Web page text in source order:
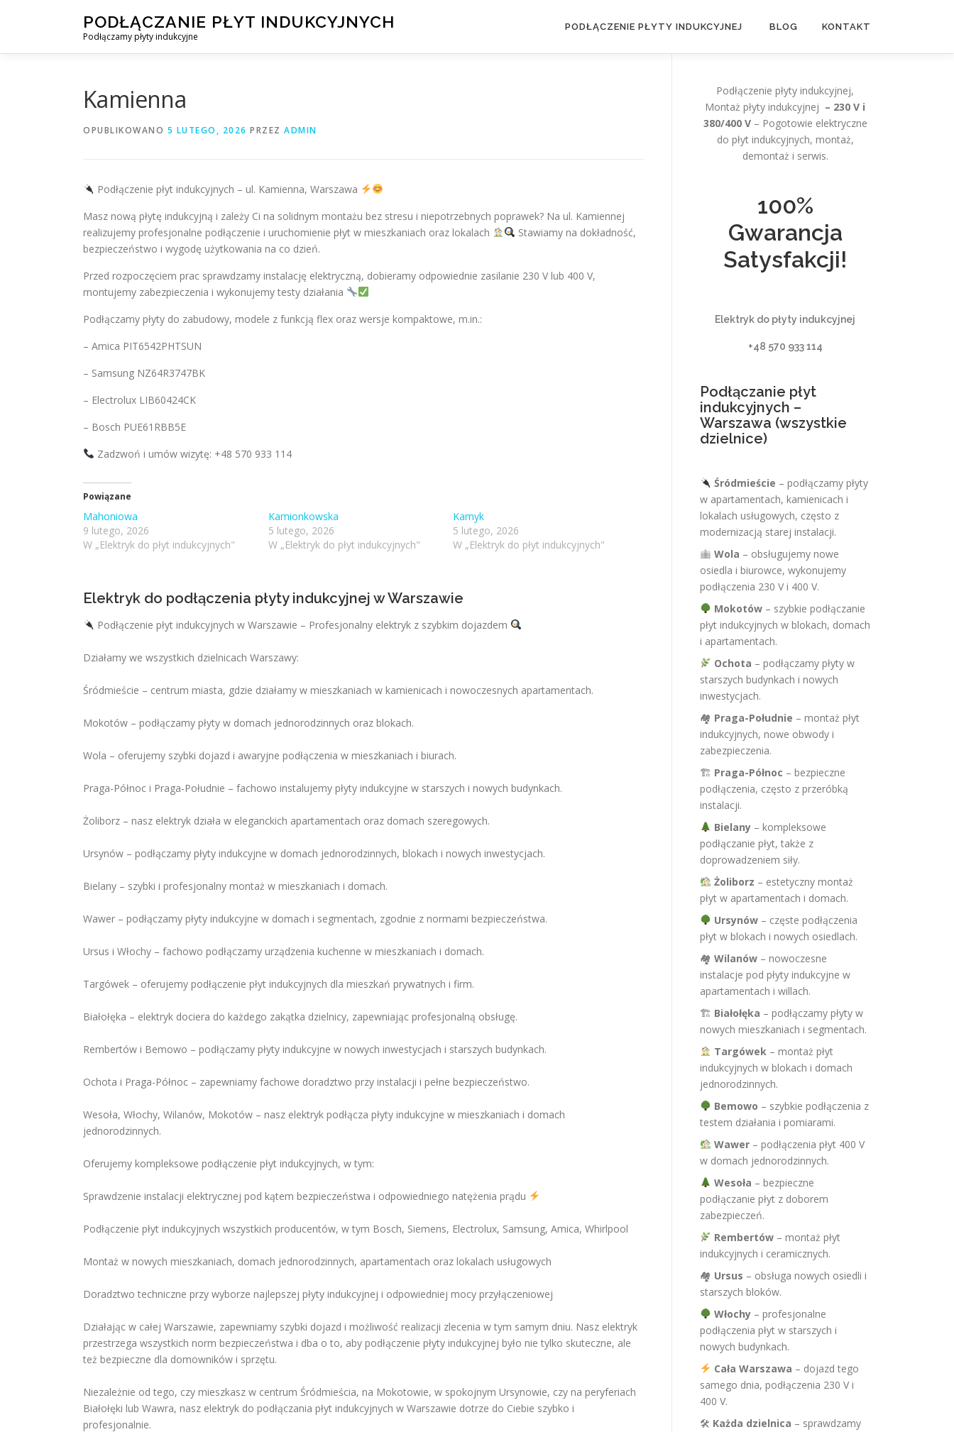
PODŁĄCZANIE PŁYT INDUKCYJNYCH
Podłączamy płyty indukcyjne
PODŁĄCZENIE PŁYTY INDUKCYJNEJ BLOG KONTAKT
Kamienna
OPUBLIKOWANO 5 LUTEGO, 2026 PRZEZ ADMIN
Podłączenie płyt indukcyjnych – ul. Kamienna, Warszawa
Masz nową płytę indukcyjną i zależy Ci na solidnym montażu bez stresu i niepotrzebnych poprawek? Na ul. Kamiennej
realizujemy profesjonalne podłączenie i uruchomienie płyt w mieszkaniach oraz lokalach
Stawiamy na dokładność,
bezpieczeństwo i wygodę użytkowania na co dzień.
Przed rozpoczęciem prac sprawdzamy instalację elektryczną, dobieramy odpowiednie zasilanie 230 V lub 400 V,
montujemy zabezpieczenia i wykonujemy testy działania
Podłączamy płyty do zabudowy, modele z funkcją flex oraz wersje kompaktowe, m.in.:
– Amica PIT6542PHTSUN
– Samsung NZ64R3747BK
– Electrolux LIB60424CK
– Bosch PUE61RBB5E
Zadzwoń i umów wizytę: +48 570 933 114
Powiązane
Mahoniowa
9 lutego, 2026
W „Elektryk do płyt indukcyjnych"
Kamionkowska
5 lutego, 2026
W „Elektryk do płyt indukcyjnych"
Kamyk
5 lutego, 2026
W „Elektryk do płyt indukcyjnych"
Elektryk do podłączenia płyty indukcyjnej w Warszawie
Podłączenie płyt indukcyjnych w Warszawie – Profesjonalny elektryk z szybkim dojazdem
Działamy we wszystkich dzielnicach Warszawy:
Śródmieście – centrum miasta, gdzie działamy w mieszkaniach w kamienicach i nowoczesnych apartamentach.
Mokotów – podłączamy płyty w domach jednorodzinnych oraz blokach.
Wola – oferujemy szybki dojazd i awaryjne podłączenia w mieszkaniach i biurach.
Praga-Północ i Praga-Południe – fachowo instalujemy płyty indukcyjne w starszych i nowych budynkach.
Żoliborz – nasz elektryk działa w eleganckich apartamentach oraz domach szeregowych.
Ursynów – podłączamy płyty indukcyjne w domach jednorodzinnych, blokach i nowych inwestycjach.
Bielany – szybki i profesjonalny montaż w mieszkaniach i domach.
Wawer – podłączamy płyty indukcyjne w domach i segmentach, zgodnie z normami bezpieczeństwa.
Ursus i Włochy – fachowo podłączamy urządzenia kuchenne w mieszkaniach i domach.
Targówek – oferujemy podłączenie płyt indukcyjnych dla mieszkań prywatnych i firm.
Białołęka – elektryk dociera do każdego zakątka dzielnicy, zapewniając profesjonalną obsługę.
Rembertów i Bemowo – podłączamy płyty indukcyjne w nowych inwestycjach i starszych budynkach.
Ochota i Praga-Północ – zapewniamy fachowe doradztwo przy instalacji i pełne bezpieczeństwo.
Wesoła, Włochy, Wilanów, Mokotów – nasz elektryk podłącza płyty indukcyjne w mieszkaniach i domach
jednorodzinnych.
Oferujemy kompleksowe podłączenie płyt indukcyjnych, w tym:
Sprawdzenie instalacji elektrycznej pod kątem bezpieczeństwa i odpowiedniego natężenia prądu
Podłączenie płyt indukcyjnych wszystkich producentów, w tym Bosch, Siemens, Electrolux, Samsung, Amica, Whirlpool
Montaż w nowych mieszkaniach, domach jednorodzinnych, apartamentach oraz lokalach usługowych
Doradztwo techniczne przy wyborze najlepszej płyty indukcyjnej i odpowiedniej mocy przyłączeniowej
Działając w całej Warszawie, zapewniamy szybki dojazd i możliwość realizacji zlecenia w tym samym dniu. Nasz elektryk
przestrzega wszystkich norm bezpieczeństwa i dba o to, aby podłączenie płyty indukcyjnej było nie tylko skuteczne, ale
też bezpieczne dla domowników i sprzętu.
Niezależnie od tego, czy mieszkasz w centrum Śródmieścia, na Mokotowie, w spokojnym Ursynowie, czy na peryferiach
Białołęki lub Wawra, nasz elektryk do podłączania płyt indukcyjnych w Warszawie dotrze do Ciebie szybko i
profesjonalnie.
Podłączenie płyty indukcyjnej,
Montaż płyty indukcyjnej – 230 V i
380/400 V– Pogotowie elektryczne
do płyt indukcyjnych, montaż,
demontaż i serwis.
100%
Gwarancja
Satysfakcji!
Elektryk do płyty indukcyjnej
+48 570 933 114
Podłączanie płyt
indukcyjnych –
Warszawa (wszystkie
dzielnice)
Śródmieście – podłączamy płyty
w apartamentach, kamienicach i
lokalach usługowych, często z
modernizacją starej instalacji.
Wola – obsługujemy nowe
osiedla i biurowce, wykonujemy
podłączenia 230 V i 400 V.
Mokotów– szybkie podłączanie
płyt indukcyjnych w blokach, domach
i apartamentach.
Ochota – podłączamy płyty w
starszych budynkach i nowych
inwestycjach.
🏘 Praga-Południe – montaż płyt
indukcyjnych, nowe obwody i
zabezpieczenia.
🏗 Praga-Północ – bezpieczne
podłączenia, często z przeróbką
instalacji.
Bielany– kompleksowe
podłączanie płyt, także z
doprowadzeniem siły.
Żoliborz – estetyczny montaż
płyt w apartamentach i domach.
Ursynów– częste podłączenia
płyt w blokach i nowych osiedlach.
🏘 Wilanów – nowoczesne
instalacje pod płyty indukcyjne w
apartamentach i willach.
🏗 Białołęka – podłączamy płyty w
nowych mieszkaniach i segmentach.
Targówek– montaż płyt
indukcyjnych w blokach i domach
jednorodzinnych.
Bemowo – szybkie podłączenia z
testem działania i pomiarami.
Wawer– podłączenia płyt 400 V
w domach jednorodzinnych.
Wesoła – bezpieczne
podłączanie płyt z doborem
zabezpieczeń.
Rembertów– montaż płyt
indukcyjnych i ceramicznych.
🏘 Ursus – obsługa nowych osiedli i
starszych bloków.
Włochy– profesjonalne
podłączenia płyt w starszych i
nowych budynkach.
Cała Warszawa – dojazd tego
samego dnia, podłączenia 230 V i
400 V.
🛠 Każda dzielnica – sprawdzamy